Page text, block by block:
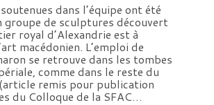
dans l’équipe ont été
groupe de sculptures découvert
royal d’Alexandrie est à
macédonien. L’emploi de
se retrouve dans les tombes
comme dans le reste du
remis pour publication
du Colloque de la SFAC…